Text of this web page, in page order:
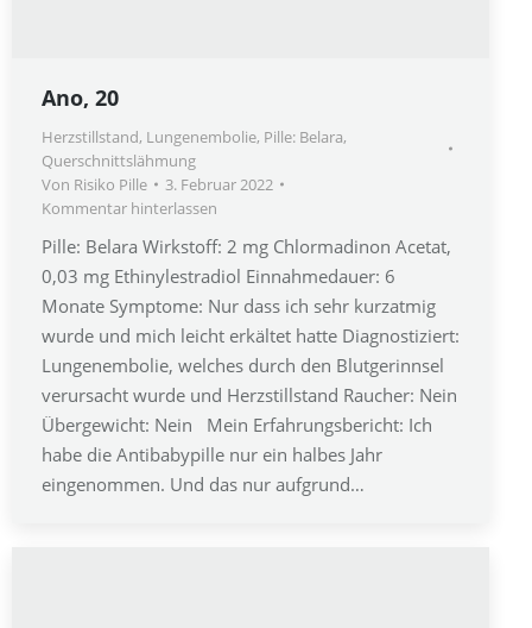
Ano, 20
Herzstillstand, Lungenembolie, Pille: Belara,
Querschnittslähmung
Von Risiko Pille
3. Februar 2022
Kommentar hinterlassen
Pille: Belara Wirkstoff: 2 mg Chlormadinon Acetat,
0,03 mg Ethinylestradiol Einnahmedauer: 6
Monate Symptome: Nur dass ich sehr kurzatmig
wurde und mich leicht erkältet hatte Diagnostiziert:
Lungenembolie, welches durch den Blutgerinnsel
verursacht wurde und Herzstillstand Raucher: Nein
Übergewicht: Nein Mein Erfahrungsbericht: Ich
habe die Antibabypille nur ein halbes Jahr
eingenommen. Und das nur aufgrund…